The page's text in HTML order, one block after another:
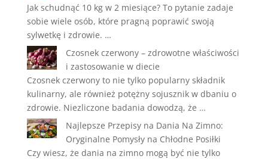
Jak schudnąć 10 kg w 2 miesiące? To pytanie zadaje
sobie wiele osób, które pragną poprawić swoją
sylwetkę i zdrowie. …
Czosnek czerwony – zdrowotne właściwości
i zastosowanie w diecie
Czosnek czerwony to nie tylko popularny składnik
kulinarny, ale również potężny sojusznik w dbaniu o
zdrowie. Niezliczone badania dowodzą, że …
Najlepsze Przepisy na Dania Na Zimno:
Oryginalne Pomysły na Chłodne Posiłki
Czy wiesz, że dania na zimno mogą być nie tylko